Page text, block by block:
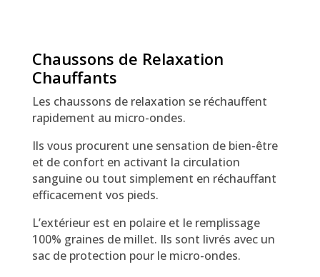
Chaussons de Relaxation
Chauffants
Les chaussons de relaxation se réchauffent
rapidement au micro-ondes.
Ils vous procurent une sensation de bien-être
et de confort en activant la circulation
sanguine ou tout simplement en réchauffant
efficacement vos pieds.
L’extérieur est en polaire et le remplissage
100% graines de millet. Ils sont livrés avec un
sac de protection pour le micro-ondes.